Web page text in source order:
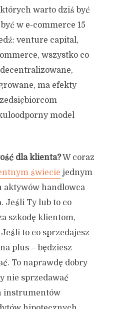
warto dziś być
w e-commerce 15
venture capital,
wszystko co
ma efekty
model
dla klienta?W coraz
świecie jednym
aktywów handlowca
Jeśli Ty lub to co
szkodę klientom,
to co sprzedajesz
plus – będziesz
To naprawdę dobry
nie sprzedawać
instrumentów